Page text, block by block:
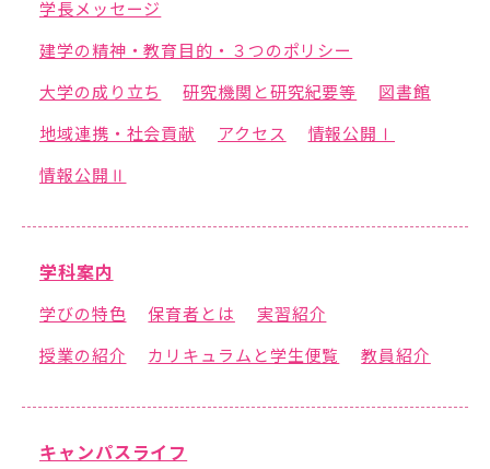
一般の方
企業の方
学長メッセージ
建学の精神・教育目的・３つのポリシー
大学の成り立ち
研究機関と研究紀要等
図書館
地域連携・社会貢献
アクセス
情報公開Ⅰ
情報公開Ⅱ
学科案内
学びの特色 保育者とは
実習紹介
授業の紹介
カリキュラムと学生便覧 教員紹介
キャンパスライフ